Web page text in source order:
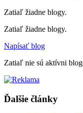
Zatiaľ žiadne blogy.
Zatiaľ žiadne blogy.
Napísať blog
Zatiaľ nie sú aktívni
Ďalšie články